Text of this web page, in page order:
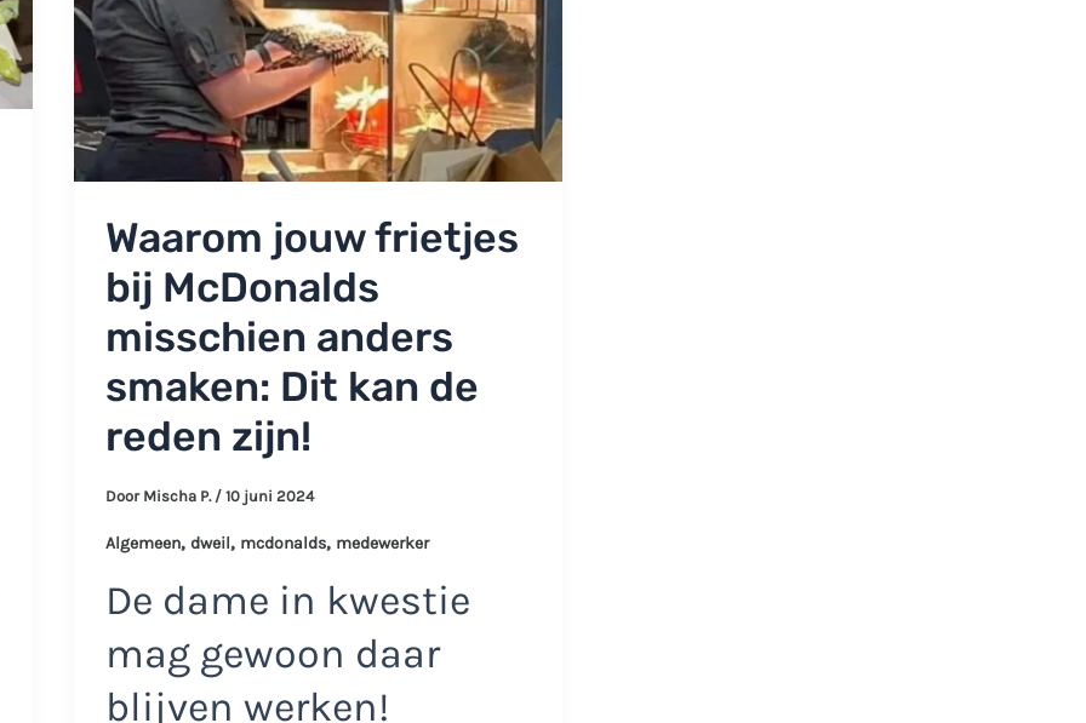
Waarom jouw frietjes
bij McDonalds
misschien anders
smaken: Dit kan de
reden zijn!
Door Mischa P. / 10 juni 2024
Algemeen, dweil, mcdonalds, medewerker
De dame in kwestie
mag gewoon daar
blijven werken!